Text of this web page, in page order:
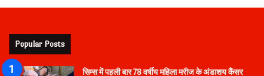
Popular Posts
सिम्स में पहली बार 78 वर्षीय महिला मरीज के अंडाशय कैंसर